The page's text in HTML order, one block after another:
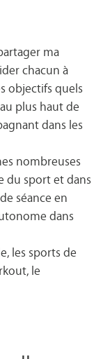
ma
chacun à
objectifs quels
plus haut de
dans les
nombreuses
du sport et dans
séance en
dans
les sports de
le